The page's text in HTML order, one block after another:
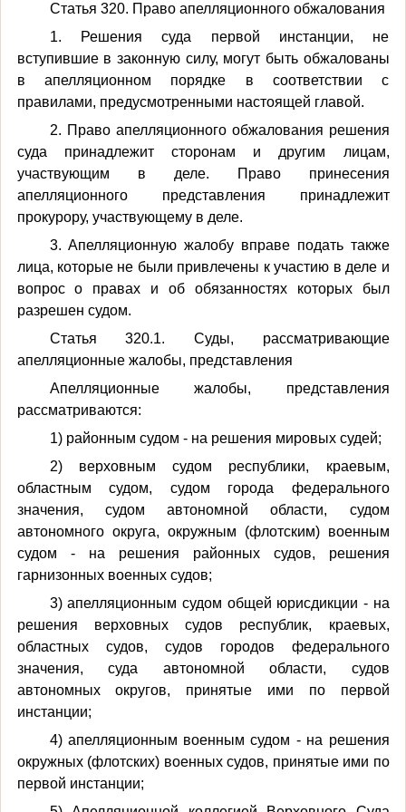
Статья 320. Право апелляционного обжалования
1. Решения суда первой инстанции, не
вступившие в законную силу, могут быть обжалованы
в апелляционном порядке в соответствии с
правилами, предусмотренными настоящей главой.
2. Право апелляционного обжалования решения
суда принадлежит сторонам и другим лицам,
участвующим в деле. Право принесения
апелляционного представления принадлежит
прокурору, участвующему в деле.
3. Апелляционную жалобу вправе подать также
лица, которые не были привлечены к участию в деле и
вопрос о правах и об обязанностях которых был
разрешен судом.
Статья 320.1. Суды, рассматривающие
апелляционные жалобы, представления
Апелляционные жалобы, представления
рассматриваются:
1) районным судом - на решения мировых судей;
2) верховным судом республики, краевым,
областным судом, судом города федерального
значения, судом автономной области, судом
автономного округа, окружным (флотским) военным
судом - на решения районных судов, решения
гарнизонных военных судов;
3) апелляционным судом общей юрисдикции - на
решения верховных судов республик, краевых,
областных судов, судов городов федерального
значения, суда автономной области, судов
автономных округов, принятые ими по первой
инстанции;
4) апелляционным военным судом - на решения
окружных (флотских) военных судов, принятые ими по
первой инстанции;